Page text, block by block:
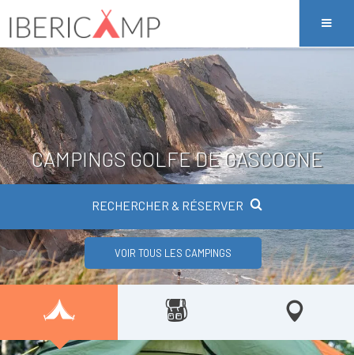
CAMPINGS GOLFE DE GASCOGNE
RECHERCHER & RÉSERVER
VOIR TOUS LES CAMPINGS